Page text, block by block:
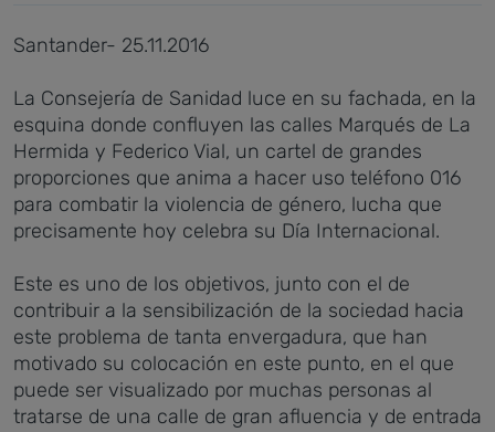
Santander- 25.11.2016
La Consejería de Sanidad luce en su fachada, en la
esquina donde confluyen las calles Marqués de La
Hermida y Federico Vial, un cartel de grandes
proporciones que anima a hacer uso teléfono 016
para combatir la violencia de género, lucha que
precisamente hoy celebra su Día Internacional.
Este es uno de los objetivos, junto con el de
contribuir a la sensibilización de la sociedad hacia
este problema de tanta envergadura, que han
motivado su colocación en este punto, en el que
puede ser visualizado por muchas personas al
tratarse de una calle de gran afluencia y de entrada